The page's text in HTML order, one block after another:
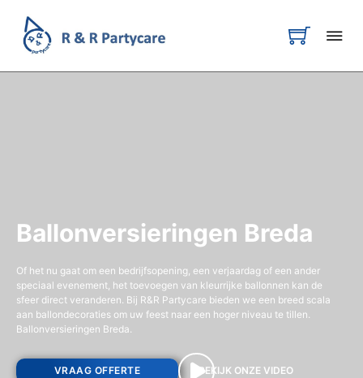
Ballonversieringen Breda
Of het nu gaat om een bedrijfsopening, een verjaardag of een ander
speciaal evenement, het toevoegen van kleurrijke ballonnen kan de
sfeer direct veranderen. Bij R&R Partycare bieden we een breed scala
aan ballondecoraties om uw feest naar een hoger niveau te tillen.
Ballonversieringen Breda.
VRAAG OFFERTE BEKIJK ONZE VIDEO